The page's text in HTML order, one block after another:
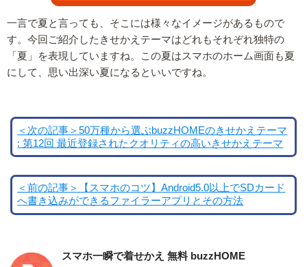
一言で夏と言っても、そこには様々なイメージがあるもので
す。今回ご紹介したきせかえテーマはどれもそれぞれ独特の
「夏」を表現していますね。この夏はスマホのホーム画面も夏
にして、思い出深い夏になるといいですね。
＜次の記事＞50万種から選ぶbuzzHOMEのきせかえテーマ
: 第12回 最近登録されたクオリティの高いきせかえテーマ
＜前の記事＞【スマホのコツ】Android5.0以上でSDカード
へ書き込みができるファイラーアプリとその方法
スマホ一瞬で着せかえ 無料 buzzHOME